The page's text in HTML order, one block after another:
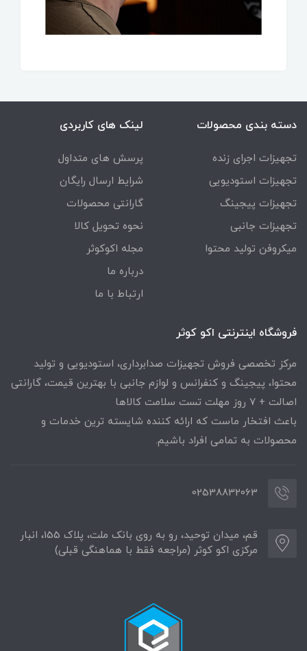
دسته بندی محصولات
تجهیزات اجرای زنده
تجهیزات استودیویی
تجهیزات پیجینگ
تجهیزات جانبی
میکروفن تولید محتوا
لینک های کاربردی
پرسش های متداول
شرایط ارسال رایگان
گارانتی محصولات
نحوه تحویل کالا
مجله اکوکوثر
درباره ما
ارتباط با ما
فروشگاه اینترنتی اکو کوثر
مرکز تخصصی فروش تجهیزات صدابرداری، استودیویی و تولید
محتوا، پیجینگ و کنفرانس و لوازم جانبی با بهترین قیمت، گارانتی
اصالت + ۷ روز مهلت تست سلامت کالاها
باعث افتخار ماست که ارائه کننده شایسته ترین خدمات و
محصولات به تمامی افراد باشیم.
02538832063
قم، میدان توحید، رو به روی بانک ملت، پلاک 155، انبار
مرکزی اکو کوثر (مراجعه فقط با هماهنگی قبلی)